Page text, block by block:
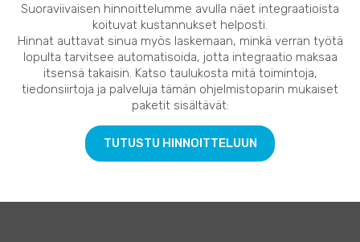
Suoraviivaisen hinnoittelumme avulla näet integraatioista
koituvat kustannukset helposti.
Hinnat auttavat sinua myös laskemaan, minkä verran työtä
lopulta tarvitsee automatisoida, jotta integraatio maksaa
itsensä takaisin. Katso taulukosta mitä toimintoja,
tiedonsiirtoja ja palveluja tämän ohjelmistoparin mukaiset
paketit sisältävät:
TUTUSTU HINNOITTELUUN